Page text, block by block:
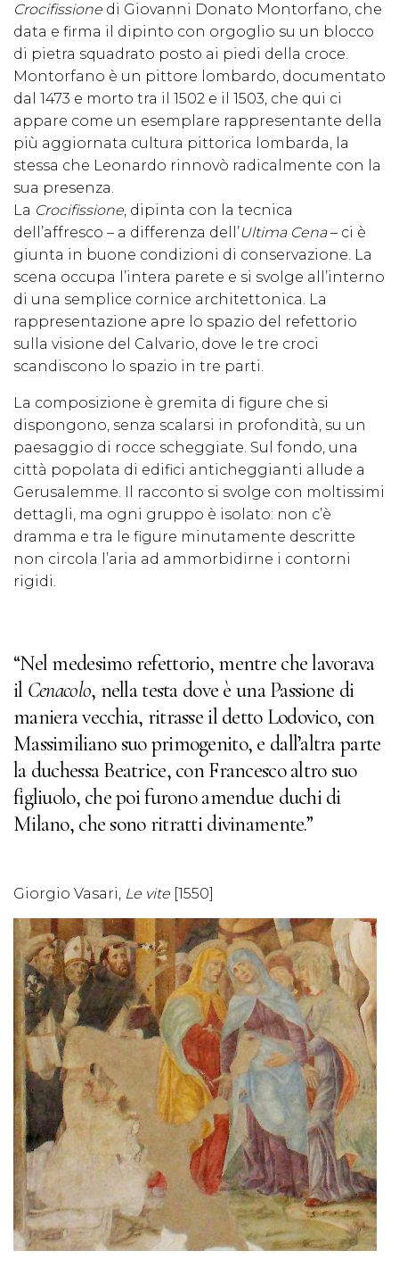
Crocifissione di Giovanni Donato Montorfano, che
data e firma il dipinto con orgoglio su un blocco
di pietra squadrato posto ai piedi della croce.
Montorfano è un pittore lombardo, documentato
dal 1473 e morto tra il 1502 e il 1503, che qui ci
appare come un esemplare rappresentante della
più aggiornata cultura pittorica lombarda, la
stessa che Leonardo rinnovò radicalmente con la
sua presenza.
La Crocifissione, dipinta con la tecnica
dell’affresco – a differenza dell’Ultima Cena– ci è
giunta in buone condizioni di conservazione. La
scena occupa l’intera parete e si svolge all’interno
di una semplice cornice architettonica. La
rappresentazione apre lo spazio del refettorio
sulla visione del Calvario, dove le tre croci
scandiscono lo spazio in tre parti.
La composizione è gremita di figure che si
dispongono, senza scalarsi in profondità, su un
paesaggio di rocce scheggiate. Sul fondo, una
città popolata di edifici anticheggianti allude a
Gerusalemme. Il racconto si svolge con moltissimi
dettagli, ma ogni gruppo è isolato: non c’è
dramma e tra le figure minutamente descritte
non circola l’aria ad ammorbidirne i contorni
rigidi.
“Nel medesimo refettorio, mentre che lavorava
il Cenacolo, nella testa dove è una Passione di
maniera vecchia, ritrasse il detto Lodovico, con
Massimiliano suo primogenito, e dall’altra parte
la duchessa Beatrice, con Francesco altro suo
figliuolo, che poi furono amendue duchi di
Milano, che sono ritratti divinamente.”
Giorgio Vasari, Le vite [1550]